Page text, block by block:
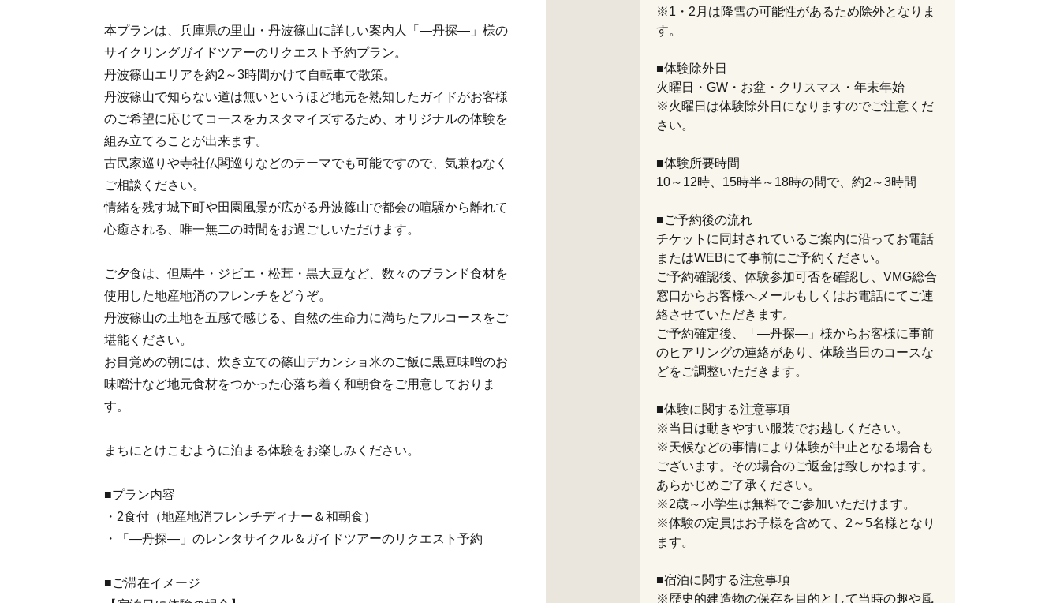
本プランは、兵庫県の里山・丹波篠山に詳しい案内人「―丹探―」様の
サイクリングガイドツアーのリクエスト予約プラン。
丹波篠山エリアを約2～3時間かけて自転車で散策。
丹波篠山で知らない道は無いというほど地元を熟知したガイドがお客様
のご希望に応じてコースをカスタマイズするため、オリジナルの体験を
組み立てることが出来ます。
古民家巡りや寺社仏閣巡りなどのテーマでも可能ですので、気兼ねなく
ご相談ください。
情緒を残す城下町や田園風景が広がる丹波篠山で都会の喧騒から離れて
心癒される、唯一無二の時間をお過ごしいただけます。
ご夕食は、但馬牛・ジビエ・松茸・黒大豆など、数々のブランド食材を
使用した地産地消のフレンチをどうぞ。
丹波篠山の土地を五感で感じる、自然の生命力に満ちたフルコースをご
堪能ください。
お目覚めの朝には、炊き立ての篠山デカンショ米のご飯に黒豆味噌のお
味噌汁など地元食材をつかった心落ち着く和朝食をご用意しておりま
す。
まちにとけこむように泊まる体験をお楽しみください。
■プラン内容
・2食付（地産地消フレンチディナー＆和朝食）
・「―丹探―」のレンタサイクル＆ガイドツアーのリクエスト予約
■ご滞在イメージ
※1・2月は降雪の可能性があるため除外となりま
す。
■体験除外日
火曜日・GW・お盆・クリスマス・年末年始
※火曜日は体験除外日になりますのでご注意くだ
さい。
■体験所要時間
10～12時、15時半～18時の間で、約2～3時間
■ご予約後の流れ
チケットに同封されているご案内に沿ってお電話
またはWEBにて事前にご予約ください。
ご予約確認後、体験参加可否を確認し、VMG総合
窓口からお客様へメールもしくはお電話にてご連
絡させていただきます。
ご予約確定後、「―丹探―」様からお客様に事前
のヒアリングの連絡があり、体験当日のコースな
どをご調整いただきます。
■体験に関する注意事項
※当日は動きやすい服装でお越しください。
※天候などの事情により体験が中止となる場合も
ございます。その場合のご返金は致しかねます。
あらかじめご了承ください。
※2歳～小学生は無料でご参加いただけます。
※体験の定員はお子様を含めて、2～5名様となり
ます。
■宿泊に関する注意事項
※歴史的建造物の保存を目的として当時の趣や風